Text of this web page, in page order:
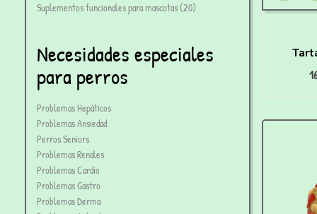
Suplementos funcionales para mascotas 20
Necesidades especiales
para perros
Problemas Hepáticos
Problemas Ansiedad
Perros Seniors
Problemas Renales
Problemas Cardio
Problemas Gastro
Problemas Derma